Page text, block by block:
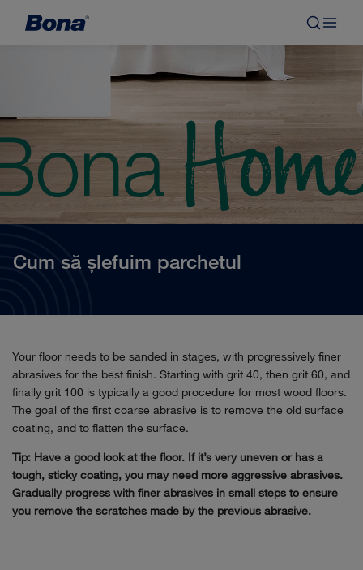
Cum să şlefuim parchetul
Your floor needs to be sanded in stages, with progressively finer
abrasives for the best finish. Starting with grit 40, then grit 60, and
finally grit 100 is typically a good procedure for most wood floors.
The goal of the first coarse abrasive is to remove the old surface
coating, and to flatten the surface.
Tip: Have a good look at the floor. If it’s very uneven or has a
tough, sticky coating, you may need more aggressive abrasives.
Gradually progress with finer abrasives in small steps to ensure
you remove the scratches made by the previous abrasive.